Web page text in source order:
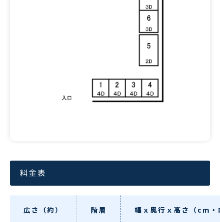
料金表
広さ（約） 階層 幅ｘ奥行ｘ高さ（cm・